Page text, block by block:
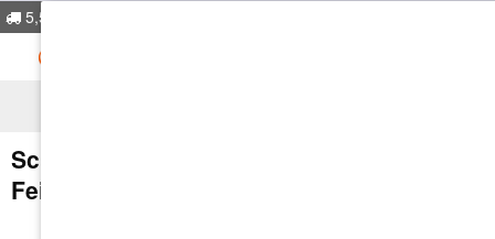
5,50€ Versandkosten
Schnellbauschraube | 3,5X35 |
Feingewinde | Bohrspitze